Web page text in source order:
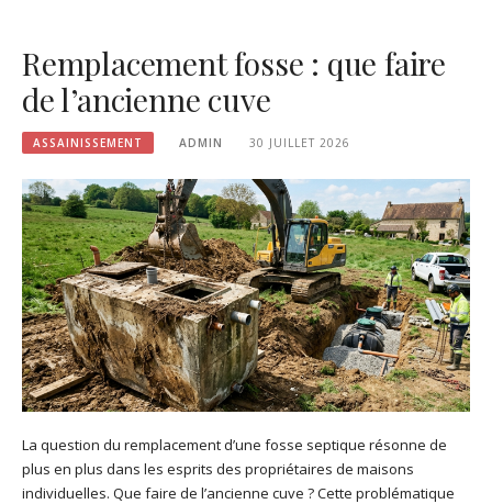
Remplacement fosse : que faire
de l’ancienne cuve
ASSAINISSEMENT ADMIN 30 JUILLET 2026
La question du remplacement d’une fosse septique résonne de
plus en plus dans les esprits des propriétaires de maisons
individuelles. Que faire de l’ancienne cuve ? Cette problématique